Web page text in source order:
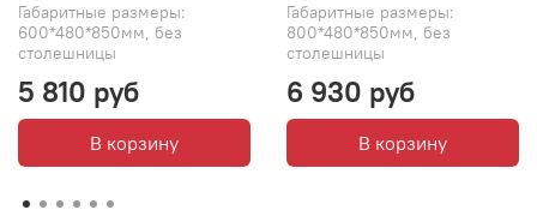
Габаритные размеры:
600*480*850мм, без
столешницы
5 810 руб
В корзину
Габаритные размеры:
800*480*850мм, без
столешницы
6 930 руб
В корзину